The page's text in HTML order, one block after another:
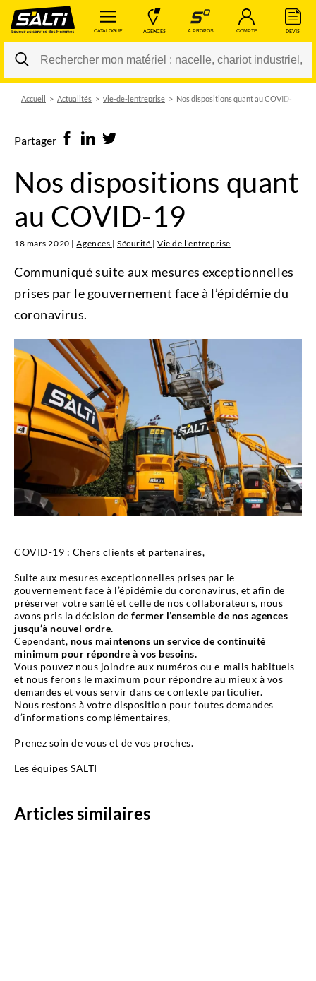
CATALOGUE AGENCES A PROPOS COMPTE DEVIS
Changer
Accueil Actualités vie-de-lentreprise Nos dispositions quant au COVID-19
Partager
Nos dispositions quant
au COVID-19
18 mars 2020 |Agences |Sécurité |Vie de l'entreprise
Communiqué suite aux mesures exceptionnelles
prises par le gouvernement face à l’épidémie du
coronavirus.
COVID-19 : Chers clients et partenaires,
Suite aux mesures exceptionnelles prises par le
gouvernement face à l’épidémie du coronavirus, et afin de
préserver votre santé et celle de nos collaborateurs, nous
avons pris la décision de fermer l’ensemble de nos agences
jusqu’à nouvel ordre.
Cependant, nous maintenons un service de continuité
minimum pour répondre à vos besoins.
Vous pouvez nous joindre aux numéros ou e-mails habituels
et nous ferons le maximum pour répondre au mieux à vos
demandes et vous servir dans ce contexte particulier.
Nous restons à votre disposition pour toutes demandes
d’informations complémentaires,
Prenez soin de vous et de vos proches.
Les équipes SALTI
Articles similaires